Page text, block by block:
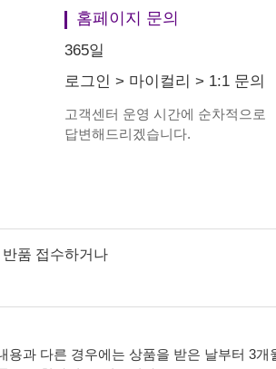
홈페이지 문의
365일
로그인 > 마이컬리 > 1:1 문의
고객센터 운영 시간에 순차적으로
답변해드리겠습니다.
품 접수하거나
용과 다른 경우에는 상품을 받은 날부터 3개